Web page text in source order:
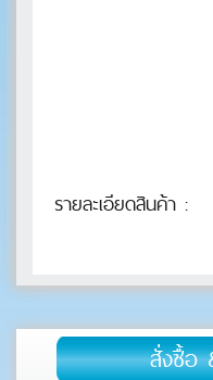
รายละเอียดสินค้า :
สั่งซื้อ